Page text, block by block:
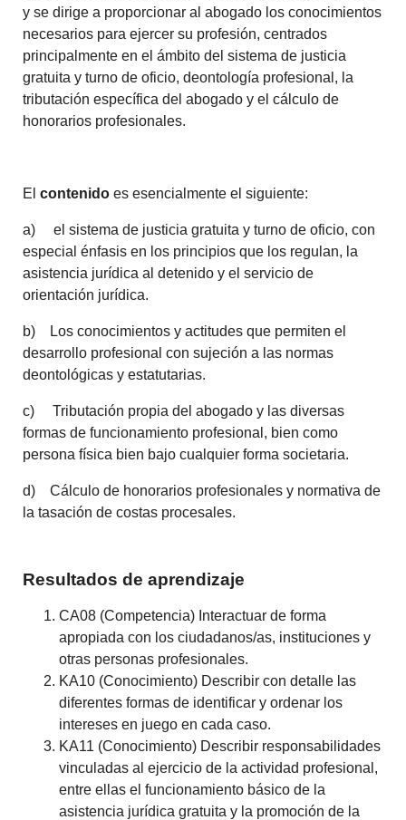
y se dirige a proporcionar al abogado los conocimientos
necesarios para ejercer su profesión, centrados
principalmente en el ámbito del sistema de justicia
gratuita y turno de oficio, deontología profesional, la
tributación específica del abogado y el cálculo de
honorarios profesionales.
Elcontenido es esencialmente el siguiente:
a) el sistema de justicia gratuita y turno de oficio, con
especial énfasis en los principios que los regulan, la
asistencia jurídica al detenido y el servicio de
orientación jurídica.
b) Los conocimientos y actitudes que permiten el
desarrollo profesional con sujeción a las normas
deontológicas y estatutarias.
c) Tributación propia del abogado y las diversas
formas de funcionamiento profesional, bien como
persona física bien bajo cualquier forma societaria.
d) Cálculo de honorarios profesionales y normativa de
la tasación de costas procesales.
Resultados de aprendizaje
CA08 (Competencia) Interactuar de forma
apropiada con los ciudadanos/as, instituciones y
otras personas profesionales.
KA10 (Conocimiento) Describir con detalle las
diferentes formas de identificar y ordenar los
intereses en juego en cada caso.
KA11 (Conocimiento) Describir responsabilidades
vinculadas al ejercicio de la actividad profesional,
entre ellas el funcionamiento básico de la
asistencia jurídica gratuita y la promoción de la